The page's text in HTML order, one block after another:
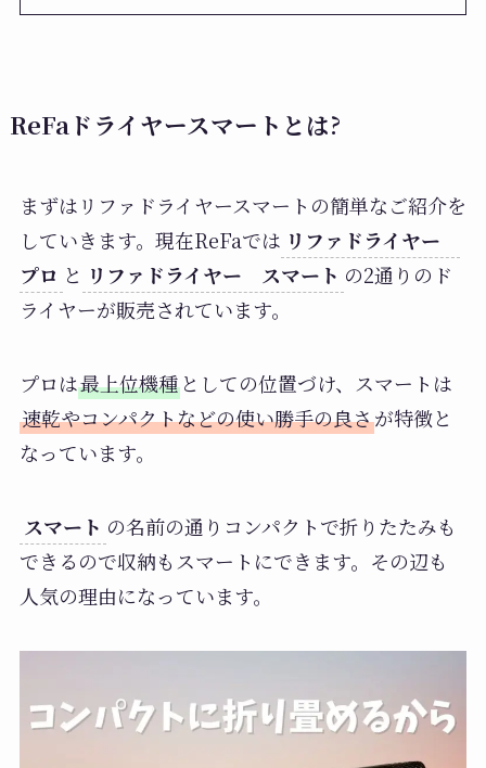
ReFaドライヤースマートとは?
まずはリファドライヤースマートの簡単なご紹介を
していきます。現在ReFaでは リファドライヤー
プロ と リファドライヤー スマート の2通りのド
ライヤーが販売されています。
プロは最上位機種としての位置づけ、スマートは
速乾やコンパクトなどの使い勝手の良さが特徴と
なっています。
スマート の名前の通りコンパクトで折りたたみも
できるので収納もスマートにできます。その辺も
人気の理由になっています。